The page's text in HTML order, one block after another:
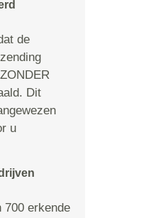
de
Dit
u
700 erkende